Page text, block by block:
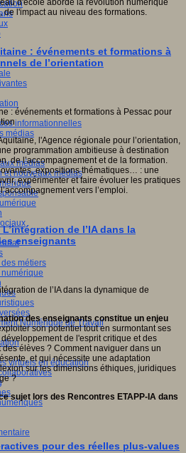
informationnelles
médias
médias
et nouveaux médias
métiers
numérique
Numérique de Travail
virtuels en éducation
d'école aborde la révolution numérique
l'impact au niveau des formations.
: événements et formations à
de l’orientation
l'Agence régionale pour l’orientation,
programmation ambitieuse à destination
de l’accompagnement et de la formation.
expositions thématiques… : une
expérimenter et faire évoluer les pratiques
vers l’emploi.
de l’IA dans la
enseignants
des enseignants constitue un enjeu
son potentiel tout en surmontant ses
de l'esprit critique et des
élèves ? Comment naviguer dans un
et qui nécessite une adaptation
sur les dimensions éthiques, juridiques
?
sujet lors des Rencontres ETAPP-IA dans
pour des réelles plus-values